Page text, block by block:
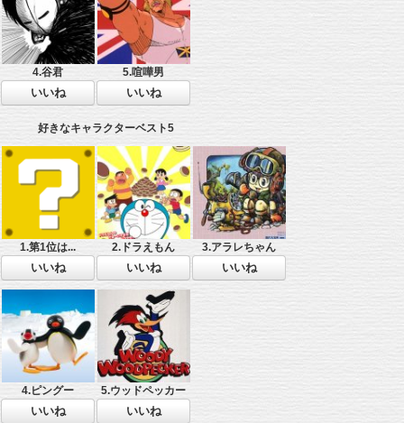
4.谷君 5.喧嘩男
好きなキャラクターベスト5
1.第1位は... 2.ドラえもん 3.アラレちゃん
4.ピングー 5.ウッドペッカー